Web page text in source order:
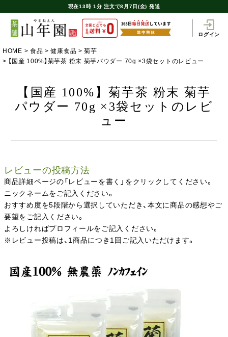
現在13時 1分 注文で8月7日(金) 発送
ログイン
HOME 食品 健康食品
菊芋
【国産 100%】菊芋茶 粉末 菊芋パウダー 70g ×3袋セットのレビュー
【国産 100%】菊芋茶 粉末 菊芋
パウダー 70g ×3袋セットのレビ
ュー
レビューの投稿方法
商品詳細ページの「レビューを書く」をクリックしてください。
ニックネームをご記入ください。
おすすめ度を5段階から選択していただき、本文に商品の感想やご
要望をご記入ください。
よろしければプロフィールをご記入ください。
※レビュー投稿は、1商品につき1回ご記入いただけます。